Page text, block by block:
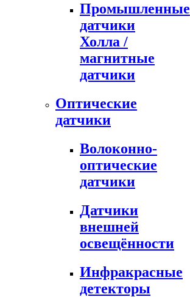
Промышленные
датчики
Холла /
магнитные
датчики
Оптические
датчики
Волоконно-
оптические
датчики
Датчики
внешней
освещённости
Инфракрасные
детекторы